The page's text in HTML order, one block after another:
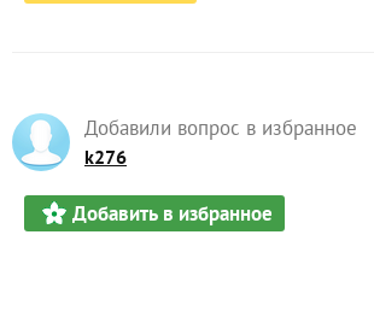
Добавили вопрос в избранное
k276
Добавить в избранное